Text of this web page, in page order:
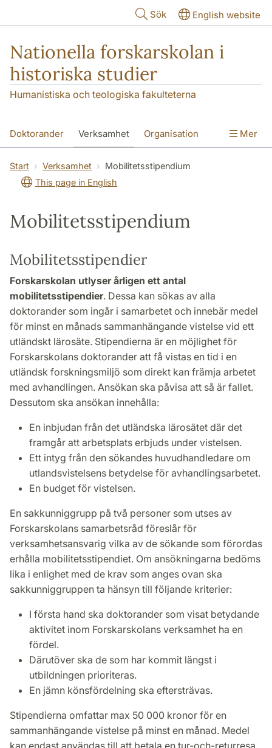
Sök English website
Nationella forskarskolan i
historiska studier
Humanistiska och teologiska fakulteterna
Doktorander Verksamhet Organisation
Blanketter FS om oss
Mer
Start Verksamhet
Mobilitetsstipendium
This page in English
Mobilitetsstipendium
Mobilitetsstipendier
Forskarskolan utlyser årligen ett antal
mobilitetsstipendier. Dessa kan sökas av alla
doktorander som ingår i samarbetet och innebär medel
för minst en månads sammanhängande vistelse vid ett
utländskt lärosäte. Stipendierna är en möjlighet för
Forskarskolans doktorander att få vistas en tid i en
utländsk forskningsmiljö som direkt kan främja arbetet
med avhandlingen. Ansökan ska påvisa att så är fallet.
Dessutom ska ansökan innehålla:
En inbjudan från det utländska lärosätet där det
framgår att arbetsplats erbjuds under vistelsen.
Ett intyg från den sökandes huvudhandledare om
utlandsvistelsens betydelse för avhandlingsarbetet.
En budget för vistelsen.
En sakkunniggrupp på två personer som utses av
Forskarskolans samarbetsråd föreslår för
verksamhetsansvarig vilka av de sökande som förordas
erhålla mobilitetsstipendiet. Om ansökningarna bedöms
lika i enlighet med de krav som anges ovan ska
sakkunniggruppen ta hänsyn till följande kriterier:
I första hand ska doktorander som visat betydande
aktivitet inom Forskarskolans verksamhet ha en
fördel.
Därutöver ska de som har kommit längst i
utbildningen prioriteras.
En jämn könsfördelning ska eftersträvas.
Stipendierna omfattar max 50 000 kronor för en
sammanhängande vistelse på minst en månad. Medel